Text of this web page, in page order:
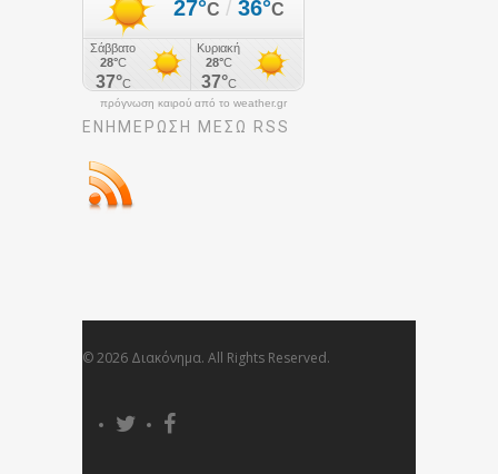
πρόγνωση καιρού από το weather.gr
ΕΝΗΜΈΡΩΣΉ ΜΕΣΩ RSS
© 2026 Διακόνημα. All Rights Reserved.